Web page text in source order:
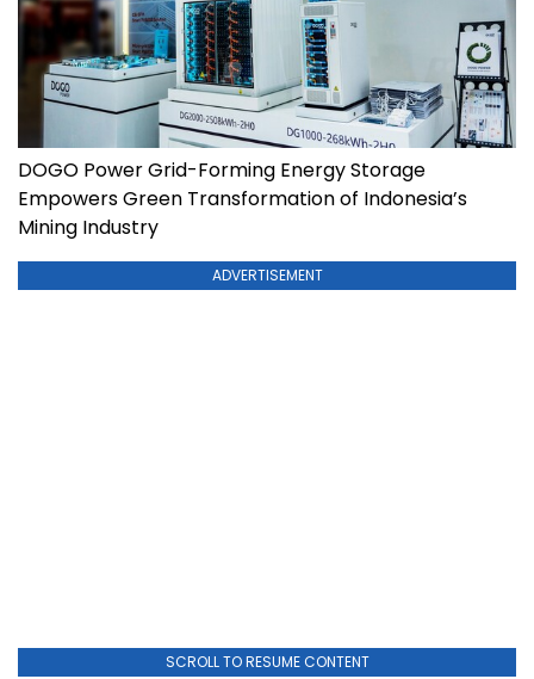
DOGO Power Grid-Forming Energy Storage
Empowers Green Transformation of Indonesia’s
Mining Industry
ADVERTISEMENT
SCROLL TO RESUME CONTENT